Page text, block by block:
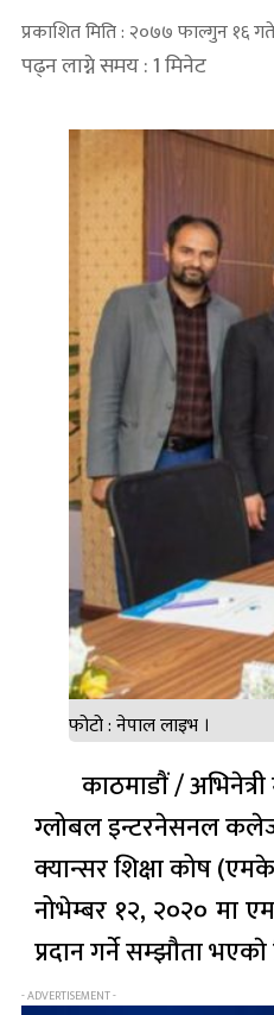
प्रकाशित मिति : २०७७ फाल्गुन १६ गते
पढ्न लाग्ने समय : 1 मिनेट
फोटो : नेपाल लाइभ ।
काठमाडाैं /
ग्लोबल इन्टरनेसनल
क्यान्सर शिक्षा कोष
नोभेम्बर १२, २०२० मा
प्रदान गर्ने सम्झौता
- ADVERTISEMENT -